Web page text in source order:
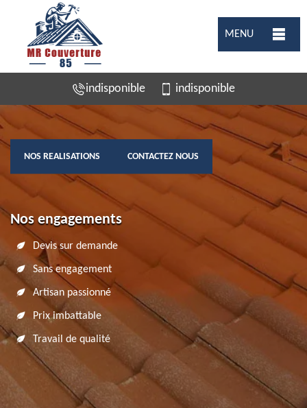
MENU
indisponible indisponible
NOS REALISATIONS CONTACTEZ NOUS
Nos engagements
Devis sur demande
Sans engagement
Artisan passionné
Prix imbattable
Travail de qualité